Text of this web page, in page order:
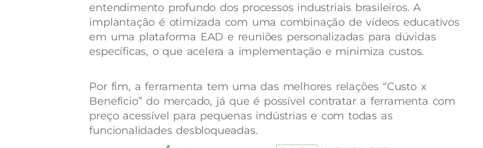
entendimento profundo dos processos industriais brasileiros. A
implantação é otimizada com uma combinação de vídeos educativos
em uma plataforma EAD e reuniões personalizadas para dúvidas
específicas, o que acelera a implementação e minimiza custos.
Por fim, a ferramenta tem uma das melhores relações “Custo x
Benefício” do mercado, já que é possível contratar a ferramenta com
preço acessível para pequenas indústrias e com todas as
funcionalidades desbloqueadas.